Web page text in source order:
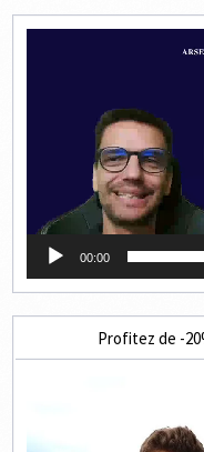
00:00
Profitez de -